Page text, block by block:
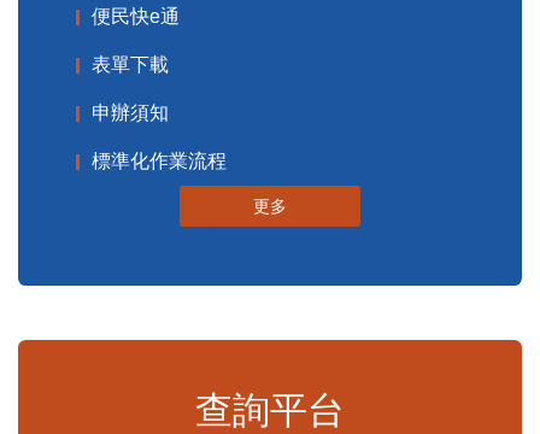
便民快e通
表單下載
申辦須知
標準化作業流程
更多
查詢平台